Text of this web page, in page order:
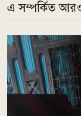
এ সম্পর্কিত